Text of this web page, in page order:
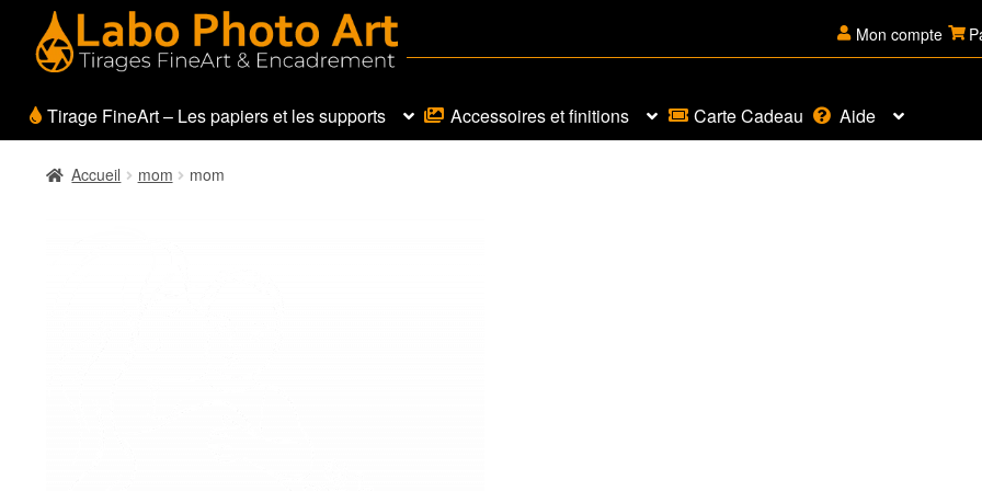
Aller
à
la
Aller
au
contenu
Mon compte
Tirage FineArt – Les papiers et les supports Accessoires et finitions Carte Cadeau Aide
Accueil mom mom